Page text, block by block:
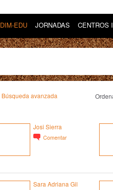
DIM-EDU JORNADAS CENTROS
Búsqueda avanzada
Josi Sierra
Comentar
Sara Adriana Gil